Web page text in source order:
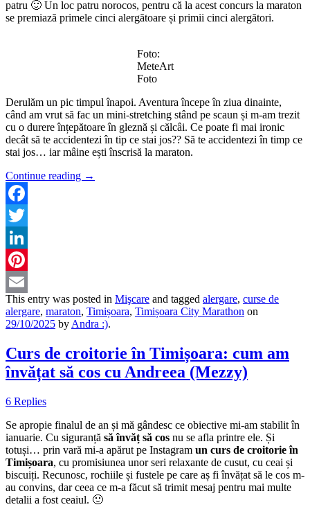
patru 🙂 Un loc patru norocos, pentru că la acest concurs la maraton
se premiază primele cinci alergătoare și primii cinci alergători.
Foto:
MeteArt
Foto
Derulăm un pic timpul înapoi. Aventura începe în ziua dinainte,
când am vrut să fac un mini-stretching stând pe scaun și m-am trezit
cu o durere înțepătoare în gleznă și călcâi. Ce poate fi mai ironic
decât să te accidentezi în tip ce stai jos?? Să te accidentezi în timp ce
stai jos… iar mâine ești înscrisă la maraton.
Continue reading →
Facebook
Twitter
LinkedIn
Pinterest
Email
This entry was posted in Mişcare and tagged alergare, curse de
alergare, maraton, Timișoara, Timișoara City Marathon on
29/10/2025 by Andra :).
Curs de croitorie în Timișoara: cum am
învățat să cos cu Andreea (Mezzy)
6 Replies
Se apropie finalul de an și mă gândesc ce obiective mi-am stabilit în
ianuarie. Cu siguranță să învăț să cos nu se afla printre ele. Și
totuși… prin vară mi-a apărut pe Instagram un curs de croitorie în
Timișoara, cu promisiunea unor seri relaxante de cusut, cu ceai și
biscuiți. Recunosc, rochiile și fustele pe care aș fi învățat să le cos m-
au convins, dar ceea ce m-a făcut să trimit mesaj pentru mai multe
detalii a fost ceaiul. 🙂